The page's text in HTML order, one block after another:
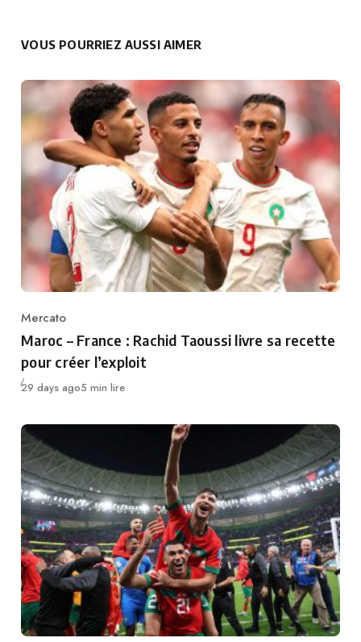
VOUS POURRIEZ AUSSI AIMER
Category
Mercato
Maroc – France : Rachid Taoussi livre sa recette
pour créer l’exploit
Publié
29 days ago5 min lire